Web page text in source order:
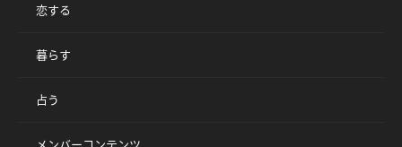
恋する
暮らす
占う